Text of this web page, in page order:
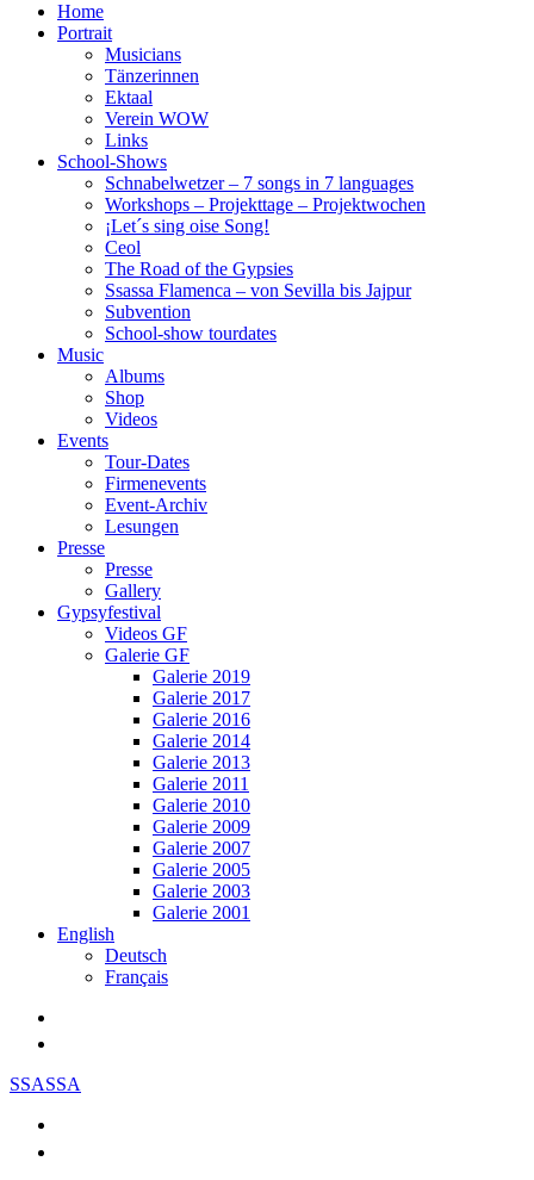
Home
Portrait
Musicians
Tänzerinnen
Ektaal
Verein WOW
Links
School-Shows
Schnabelwetzer – 7 songs in 7 languages
Workshops – Projekttage – Projektwochen
¡Let´s sing oise Song!
Ceol
The Road of the Gypsies
Ssassa Flamenca – von Sevilla bis Jajpur
Subvention
School-show tourdates
Music
Albums
Shop
Videos
Events
Tour-Dates
Firmenevents
Event-Archiv
Lesungen
Presse
Presse
Gallery
Gypsyfestival
Videos GF
Galerie GF
Galerie 2019
Galerie 2017
Galerie 2016
Galerie 2014
Galerie 2013
Galerie 2011
Galerie 2010
Galerie 2009
Galerie 2007
Galerie 2005
Galerie 2003
Galerie 2001
English
Deutsch
Français
SSASSA